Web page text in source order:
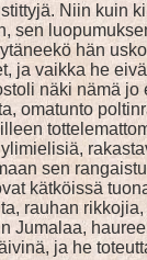
Niin kuin
sen
hän
ja vaikka he
näki nämä
omatunto
sen
kätköissä
rauhan
Jumalaa,
ja he